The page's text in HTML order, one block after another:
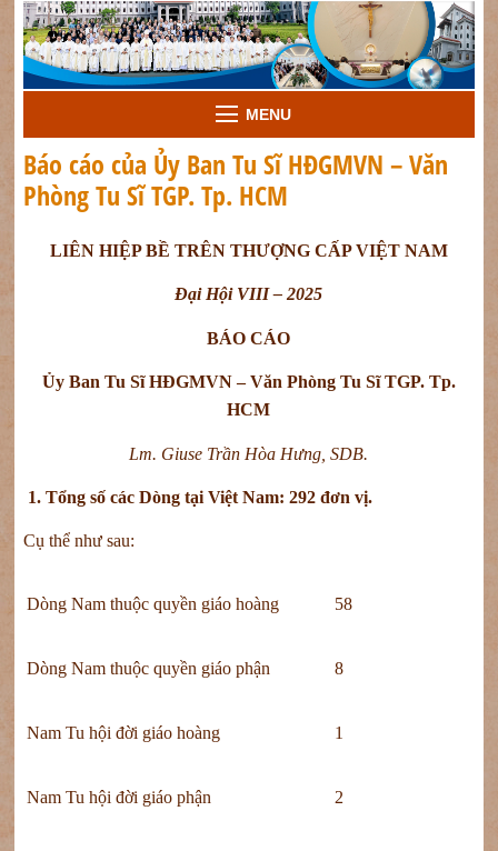
MENU
Báo cáo của Ủy Ban Tu Sĩ HĐGMVN – Văn
Phòng Tu Sĩ TGP. Tp. HCM
LIÊN HIỆP BỀ TRÊN THƯỢNG CẤP VIỆT NAM
Đại Hội VIII – 2025
BÁO CÁO
Ủy Ban Tu Sĩ HĐGMVN – Văn Phòng Tu Sĩ TGP. Tp.
HCM
Lm. Giuse Trần Hòa Hưng, SDB.
1. Tổng số các Dòng tại Việt Nam: 292 đơn vị.
Cụ thể như sau:
Dòng Nam thuộc quyền giáo hoàng 58
Dòng Nam thuộc quyền giáo phận 8
Nam Tu hội đời giáo hoàng 1
Nam Tu hội đời giáo phận 2